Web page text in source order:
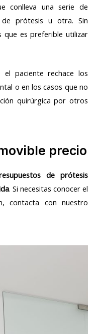
conlleva una serie de
prótesis u otra. Sin
que es preferible utilizar
paciente rechace los
o en los casos que no
quirúrgica por otros
precio
de prótesis
. Si necesitas conocer el
contacta con nuestro